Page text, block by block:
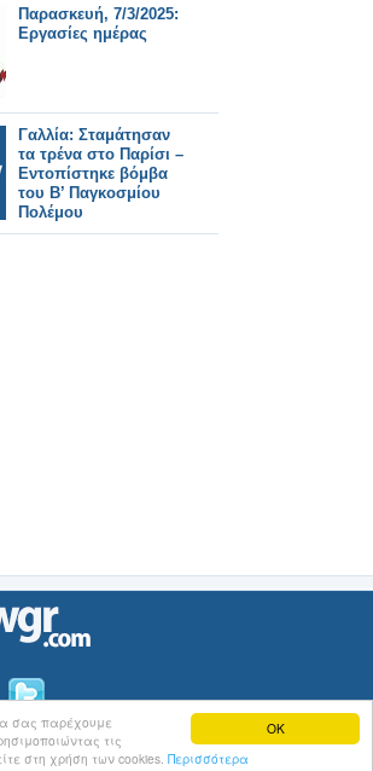
OK
σας παρέχουμε
τις
στη χρήση των cookies. Περισσότερα
Παρασκευή, 7/3/2025:
Εργασίες ημέρας
Γαλλία: Σταμάτησαν
τα τρένα στο Παρίσι –
Εντοπίστηκε βόμβα
του Β’ Παγκοσμίου
Πολέμου
στοiNews